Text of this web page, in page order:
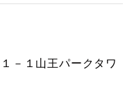
－１山王パークタワ